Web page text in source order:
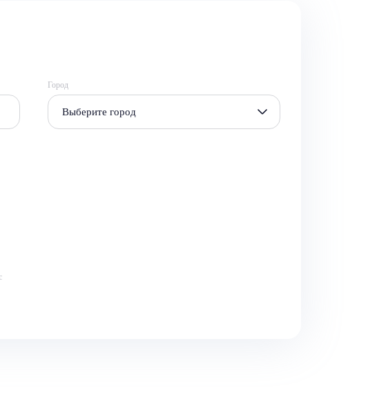
Город
Выберите город